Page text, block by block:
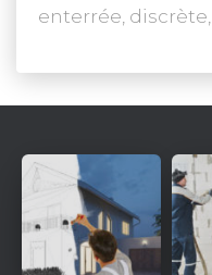
enterrée, discrète,